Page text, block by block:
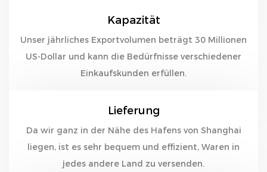
Kapazität
Unser jährliches Exportvolumen beträgt 30 Millionen
US-Dollar und kann die Bedürfnisse verschiedener
Einkaufskunden erfüllen.
Lieferung
Da wir ganz in der Nähe des Hafens von Shanghai
liegen, ist es sehr bequem und effizient, Waren in
jedes andere Land zu versenden.